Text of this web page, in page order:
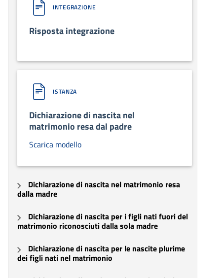
INTEGRAZIONE
Risposta integrazione
ISTANZA
Dichiarazione di nascita nel
matrimonio resa dal padre
Scarica modello
Dichiarazione di nascita nel matrimonio resa
dalla madre
Dichiarazione di nascita per i figli nati fuori del
matrimonio riconosciuti dalla sola madre
Dichiarazione di nascita per le nascite plurime
dei figli nati nel matrimonio